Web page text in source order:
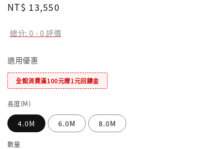
Regular
NT$ 13,550
總分:0 -0評價
適用優惠
全館消費滿100元贈1元回饋金
長度(M)
4.0M 6.0M 8.0M
數量